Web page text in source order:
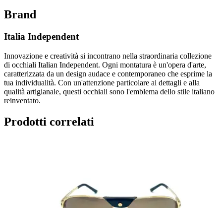
Brand
Italia Independent
Innovazione e creatività si incontrano nella straordinaria collezione
di occhiali Italian Independent. Ogni montatura è un'opera d'arte,
caratterizzata da un design audace e contemporaneo che esprime la
tua individualità. Con un'attenzione particolare ai dettagli e alla
qualità artigianale, questi occhiali sono l'emblema dello stile italiano
reinventato.
Prodotti correlati